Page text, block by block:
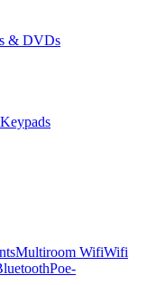
& DVDs
Keypads
Multiroom WifiWifi
Poe-